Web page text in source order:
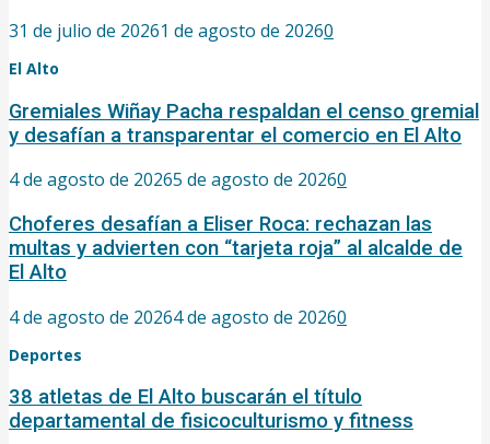
31 de julio de 20261 de agosto de 20260
El Alto
Gremiales Wiñay Pacha respaldan el censo gremial
y desafían a transparentar el comercio en El Alto
4 de agosto de 20265 de agosto de 20260
Choferes desafían a Eliser Roca: rechazan las
multas y advierten con “tarjeta roja” al alcalde de
El Alto
4 de agosto de 20264 de agosto de 20260
Deportes
38 atletas de El Alto buscarán el título
departamental de fisicoculturismo y fitness